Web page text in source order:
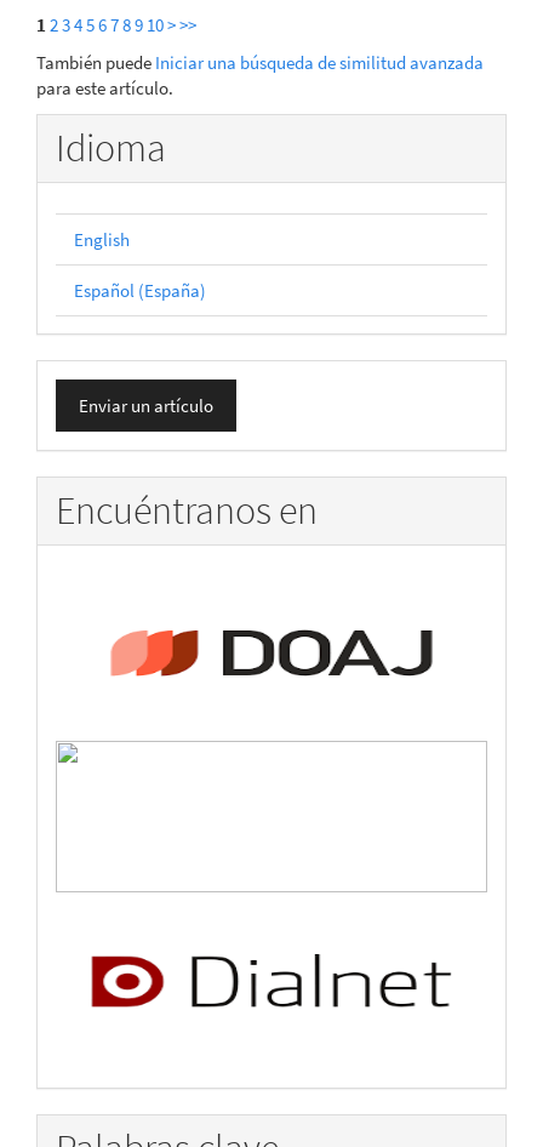
1 23456789 10>>>
También puede Iniciar una búsqueda de similitud avanzada
para este artículo.
Idioma
English
Español (España)
Enviar
un
artículo
Enviar un artículo
Encuéntranos en